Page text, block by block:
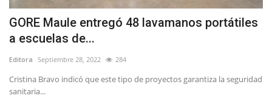
GORE Maule entregó 48 lavamanos portátiles
a escuelas de...
Editora Septiembre 28, 2022 284
Cristina Bravo indicó que este tipo de proyectos garantiza la seguridad
sanitaria...